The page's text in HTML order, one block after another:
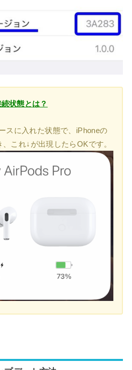
状態とは？
スに入れた状態で、iPhoneの
これ↓が出現したらOKです。